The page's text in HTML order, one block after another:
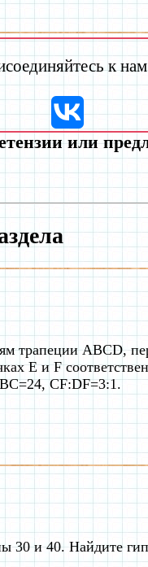
к
или
трапеции ABCD,
E и F
CF:DF=3:1.
30 и 40. Найдите